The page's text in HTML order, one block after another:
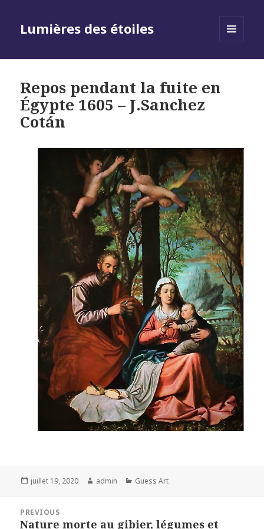
Lumières des étoiles
Repos pendant la fuite en
Égypte 1605 – J.Sanchez
Cotán
Posted
juillet 19, 2020 Author
admin Categories
Guess Art
PREVIOUS
Previous
Nature morte au gibier, légumes et